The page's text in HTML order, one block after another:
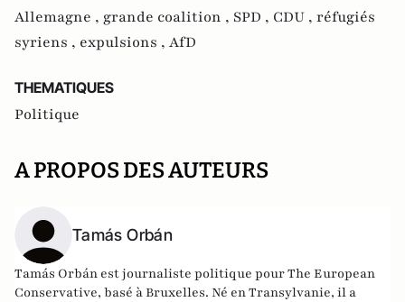
Allemagne , grande coalition , SPD , CDU , réfugiés
syriens , expulsions , AfD
THEMATIQUES
Politique
A PROPOS DES AUTEURS
Tamás Orbán
Tamás Orbán est journaliste politique pour The European
Conservative, basé à Bruxelles. Né en Transylvanie, il a